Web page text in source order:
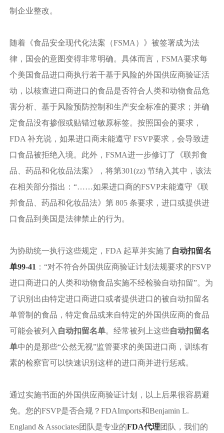
制企业整改。
随着《食品安全现代化法案（FSMA）》被签署成为法
律，国会的意图变得非常明确。具体而言，FSMA要求每
个美国食品进口商执行若干基于风险的外国供应商验证活
动，以核查进口商进口的食品是否符合人类和动物食品危
害分析、基于风险预防控制和生产安全标准的要求；并确
定食品没有掺假或贴错过敏原标签。按照国会的要求，
FDA 补充说，如果进口商未能遵守 FSVP要求，会导致进
口食品被拒绝入境。此外，FSMA进一步修订了《联邦食
品、药品和化妆品法案》，将第301(zz) 节纳入其中，该法
在相关部分指出：“……如果进口商的FSVP未能遵守《联
邦食品、药品和化妆品法》第 805 条要求，进口或提供进
口食品到美国是法律禁止的行为。
为协助统一执行这些规定，FDA 起草并实施了 自动扣留名
单99-41：“对不符合外国供应商验证计划法规要求的FSVP
进口商进口的人类和动物食品实施不经检验自动扣留”。为
了识别出由特定进口商进口或者提供进口的被自动扣留名
单管制的食品，特定食品或来自特定的外国供应商的食品
可能会被列入 自动扣留名单。经常被列上这些自动扣留名
单中的是那些“公然无视”监管要求的美国进口商，训练有
素的检察官可以快速识别这样的进口商并进行惩戒。
通过实施书面的外国供应商验证计划，以上后果很容易避
免。您的FSVP是否合规？FDAImports和Benjamin L.
England & Associates团队是专业的FDA代理 团队，我们的